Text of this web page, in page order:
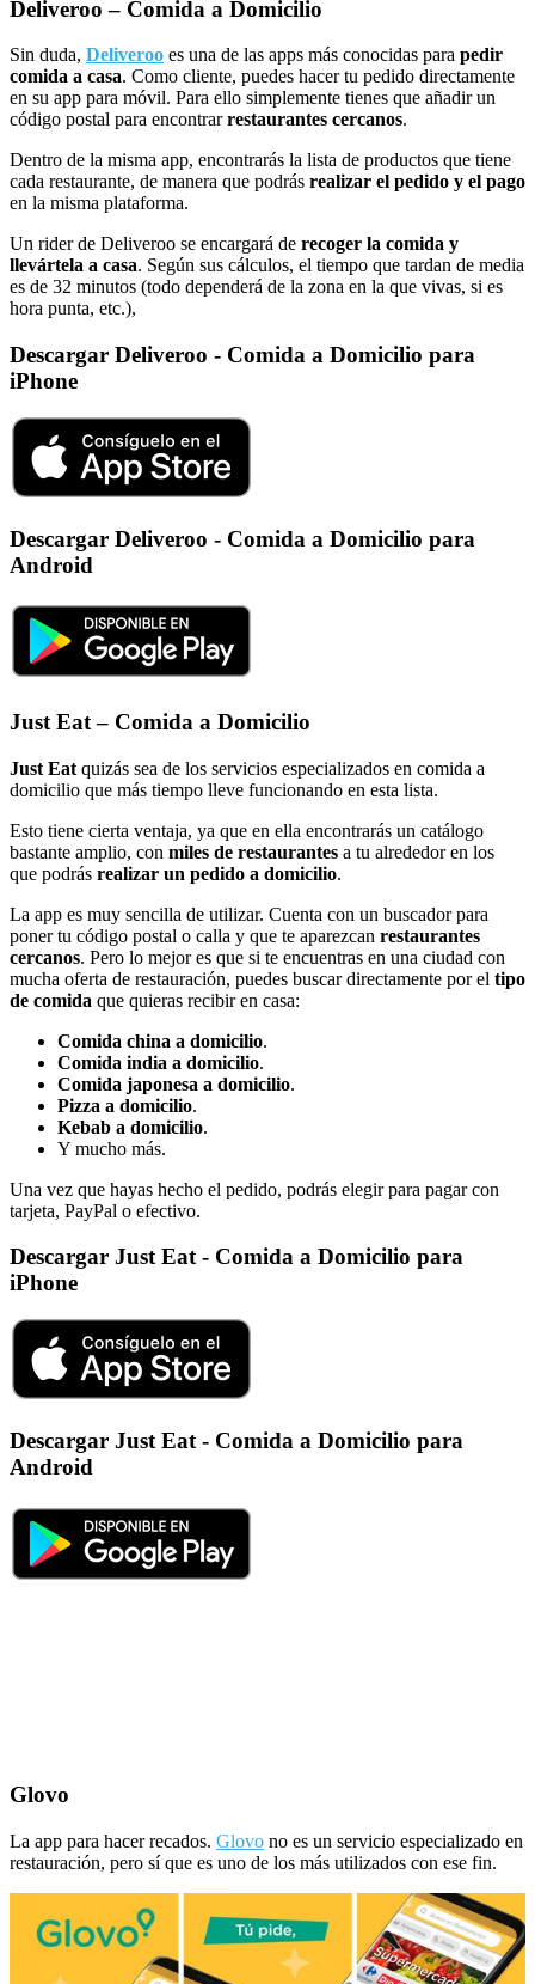
Deliveroo – Comida a Domicilio
Sin duda, Deliveroo es una de las apps más conocidas para pedir
comida a casa. Como cliente, puedes hacer tu pedido directamente
en su app para móvil. Para ello simplemente tienes que añadir un
código postal para encontrarrestaurantes cercanos.
Dentro de la misma app, encontrarás la lista de productos que tiene
cada restaurante, de manera que podrás realizar el pedido y el pago
en la misma plataforma.
Un rider de Deliveroo se encargará de recoger la comida y
llevártela a casa. Según sus cálculos, el tiempo que tardan de media
es de 32 minutos (todo dependerá de la zona en la que vivas, si es
hora punta, etc.),
Descargar Deliveroo - Comida a Domicilio para
iPhone
Descargar Deliveroo - Comida a Domicilio para
Android
Just Eat – Comida a Domicilio
Just Eat quizás sea de los servicios especializados en comida a
domicilio que más tiempo lleve funcionando en esta lista.
Esto tiene cierta ventaja, ya que en ella encontrarás un catálogo
bastante amplio, con miles de restaurantes a tu alrededor en los
que podrás realizar un pedido a domicilio.
La app es muy sencilla de utilizar. Cuenta con un buscador para
poner tu código postal o calla y que te aparezcan restaurantes
cercanos. Pero lo mejor es que si te encuentras en una ciudad con
mucha oferta de restauración, puedes buscar directamente por el tipo
de comida que quieras recibir en casa:
Comida china a domicilio.
Comida india a domicilio.
Comida japonesa a domicilio.
Pizza a domicilio.
Kebab a domicilio.
Y mucho más.
Una vez que hayas hecho el pedido, podrás elegir para pagar con
tarjeta, PayPal o efectivo.
Descargar Just Eat - Comida a Domicilio para
iPhone
Descargar Just Eat - Comida a Domicilio para
Android
Glovo
La app para hacer recados. Glovo no es un servicio especializado en
restauración, pero sí que es uno de los más utilizados con ese fin.